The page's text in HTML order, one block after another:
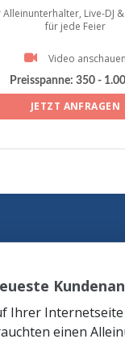
Alleinunterhalter, Live-DJ
für jede Feier
Video anschauen
Preisspanne: 350 -
JETZT ANFRAGEN
Ihrer Internetseite
einen